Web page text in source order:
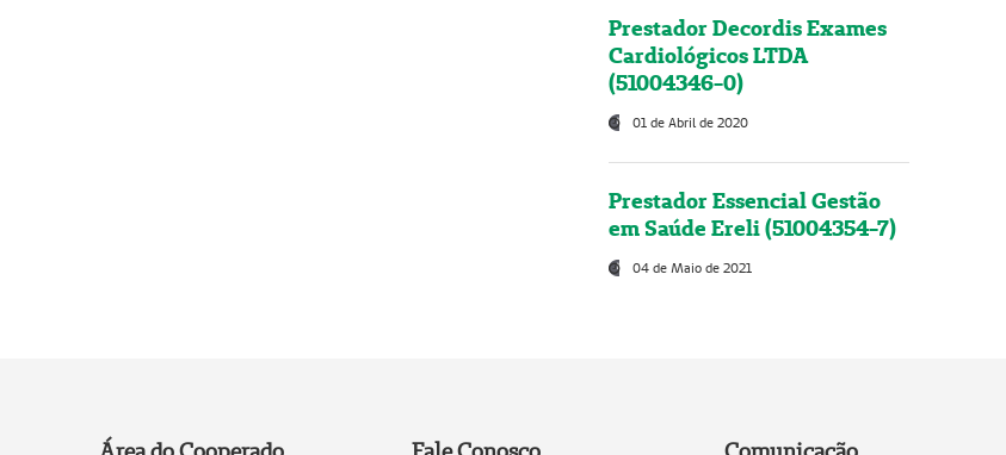
Prestador Decordis Exames
Cardiológicos LTDA
(51004346-0)
01 de Abril de 2020
Prestador Essencial Gestão
em Saúde Ereli (51004354-7)
04 de Maio de 2021